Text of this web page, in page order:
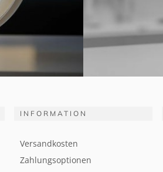
INFORMATION
Versandkosten
Zahlungsoptionen